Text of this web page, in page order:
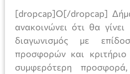
[dropcap]Ο[/dropcap]
ανακοινώνει ότι θα
διαγωνισμός με
προσφορών και
συμφερότερη